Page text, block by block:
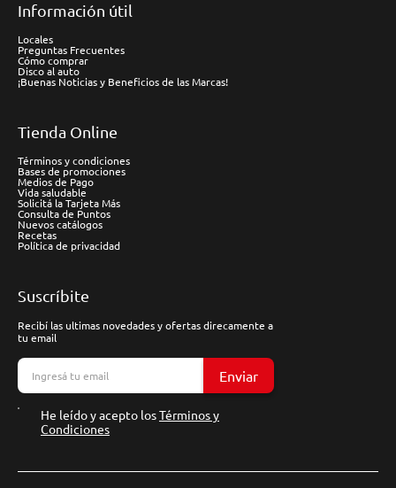
Información útil
Locales
Preguntas Frecuentes
Cómo comprar
Disco al auto
¡Buenas Noticias y Beneficios de las Marcas!
Tienda Online
Términos y condiciones
Bases de promociones
Medios de Pago
Vida saludable
Solicitá la Tarjeta Más
Consulta de Puntos
Nuevos catálogos
Recetas
Política de privacidad
Suscríbite
Recibí las ultimas novedades y ofertas direcamente a
tu email
Enviar
He leído y acepto losTérminos y
Condiciones